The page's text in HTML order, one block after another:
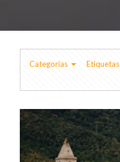
Categorías Etiquetas